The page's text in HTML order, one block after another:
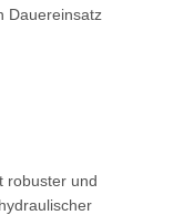
Dauereinsatz
robuster und